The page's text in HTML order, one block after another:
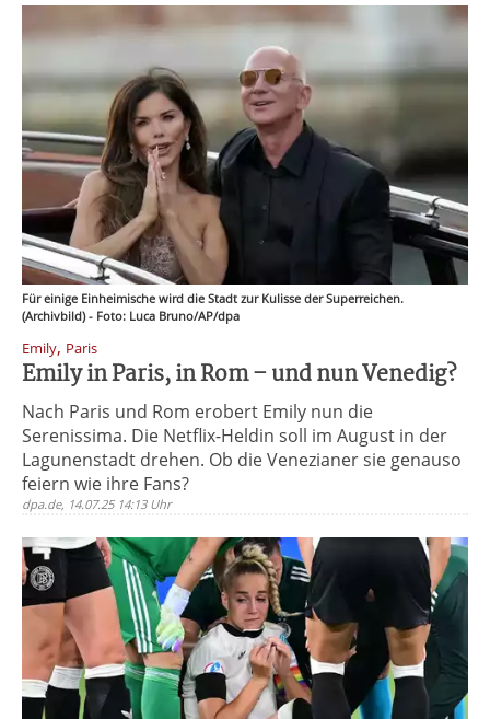
Für einige Einheimische wird die Stadt zur Kulisse der Superreichen.
(Archivbild) - Foto: Luca Bruno/AP/dpa
Emily, Paris
Emily in Paris, in Rom – und nun Venedig?
Nach Paris und Rom erobert Emily nun die
Serenissima. Die Netflix-Heldin soll im August in der
Lagunenstadt drehen. Ob die Venezianer sie genauso
feiern wie ihre Fans?
dpa.de, 14.07.25 14:13 Uhr